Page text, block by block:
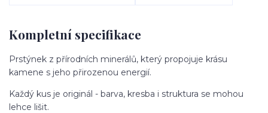
Kompletní specifikace
Prstýnek z přírodních minerálů, který propojuje krásu
kamene s jeho přirozenou energií.
Každý kus je originál - barva, kresba i struktura se mohou
lehce lišit.